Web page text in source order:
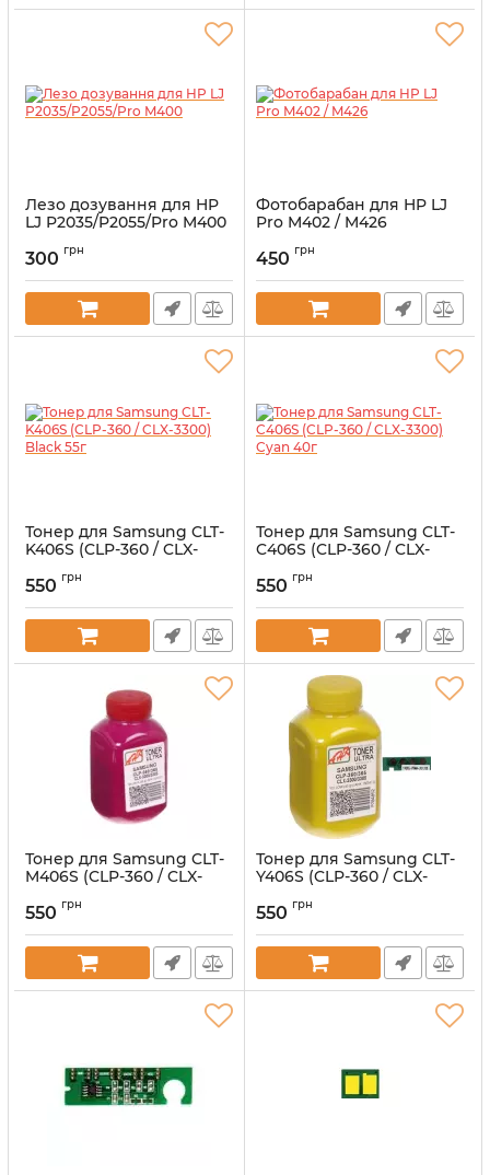
Лезо дозування для HP
LJ P2035/P2055/Pro M400
300 грн
Фотобарабан для HP LJ
Pro M402 / M426
450 грн
Тонер для Samsung CLT-
K406S (CLP-360 / CLX-
Артикул:
550 грн
Тонер для Samsung CLT-
C406S (CLP-360 / CLX-
Артикул:
550 грн
Тонер для Samsung CLT-
M406S (CLP-360 / CLX-
Артикул:
550 грн
Тонер для Samsung CLT-
Y406S (CLP-360 / CLX-
Артикул:
550 грн